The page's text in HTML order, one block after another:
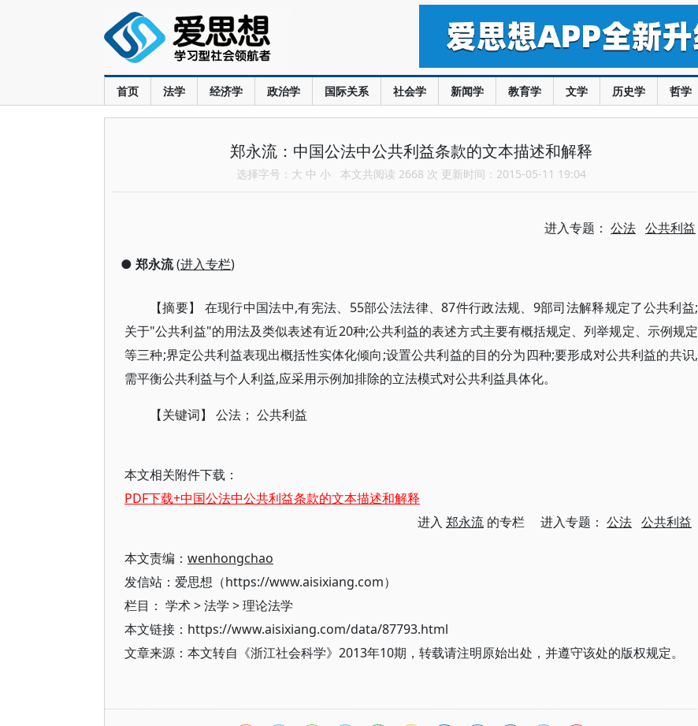
首页 法学 经济学 政治学 国际关系 社会学 新闻学 教育学 文学 历史学 哲学
郑永流：中国公法中公共利益条款的文本描述和解释
选择字号： 大 中 小 本文共阅读 2668 次 更新时间：2015-05-11 19:04
进入专题： 公法 公共利益
● 郑永流(进入专栏)
【摘要】 在现行中国法中,有宪法、55部公法法律、87件行政法规、9部司法解释规定了公共利益;
关于"公共利益"的用法及类似表述有近20种;公共利益的表述方式主要有概括规定、列举规定、示例规定
等三种;界定公共利益表现出概括性实体化倾向;设置公共利益的目的分为四种;要形成对公共利益的共识,
需平衡公共利益与个人利益,应采用示例加排除的立法模式对公共利益具体化。
【关键词】 公法； 公共利益
本文相关附件下载：
PDF下载+中国公法中公共利益条款的文本描述和解释
进入 郑永流 的专栏 进入专题： 公法 公共利益
本文责编： wenhongchao
发信站：爱思想（https://www.aisixiang.com）
栏目： 学术>法学 >理论法学
本文链接：https://www.aisixiang.com/data/87793.html
文章来源：本文转自《浙江社会科学》2013年10期，转载请注明原始出处，并遵守该处的版权规定。